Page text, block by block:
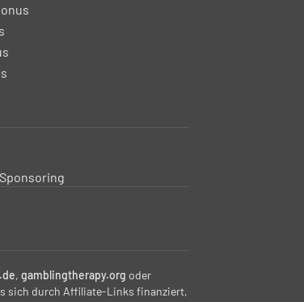
, gamblingtherapy.org oder
sich durch Affiliate-Links finanziert,